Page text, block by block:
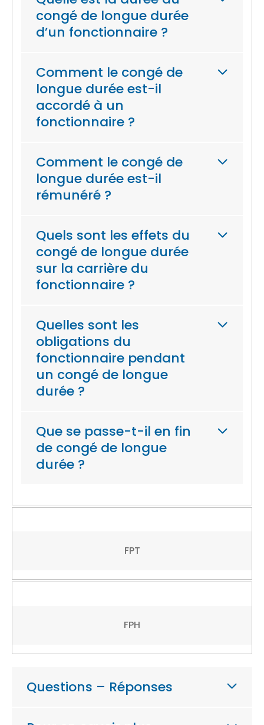
congé de longue durée
d’un fonctionnaire ?
Comment le congé de
longue durée est-il
accordé à un
fonctionnaire ?
Comment le congé de
longue durée est-il
rémunéré ?
Quels sont les effets du
congé de longue durée
sur la carrière du
fonctionnaire ?
Quelles sont les
obligations du
fonctionnaire pendant
un congé de longue
durée ?
Que se passe-t-il en fin
de congé de longue
durée ?
FPT
FPH
Questions – Réponses